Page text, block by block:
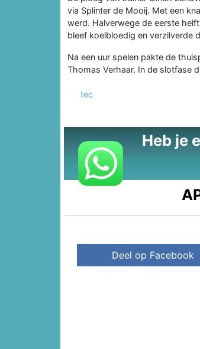
via Splinter de Mooij. Met een
werd. Halverwege de eerste
bleef koelbloedig en verzilverde
Na een uur spelen pakte de
Thomas Verhaar. In de slotfase
tec
Heb je
Deel op Facebook